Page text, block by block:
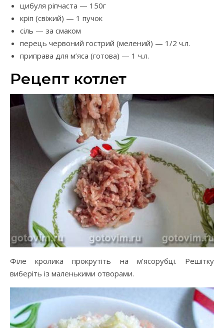
цибуля ріпчаста — 150г
кріп (свіжий) — 1 пучок
сіль — за смаком
перець червоний гострий (мелений) — 1/2 ч.л.
приправа для м’яса (готова) — 1 ч.л.
Рецепт котлет
Філе кролика прокрутіть на м’ясорубці. Решітку
виберіть із маленькими отворами.